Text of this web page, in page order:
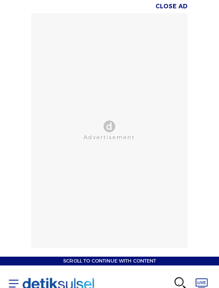
CLOSE AD
SCROLL TO CONTINUE WITH CONTENT